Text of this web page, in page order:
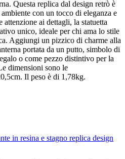
Questa replica dal design retrò è
con un tocco di eleganza e
attenzione ai dettagli, la statuetta
unico, ideale per chi ama lo stile
Aggiungi un pizzico di charme alla
portata da un putto, simbolo di
o come pezzo distintivo per la
dimensioni sono le
Il peso è di 1,78kg.
in resina e stagno replica design